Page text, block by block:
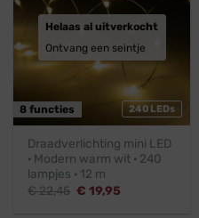
240 LEDs
8 functies
Helaas al uitverkocht
Ontvang een seintje
Draadverlichting mini LED
· Modern warm wit · 240
lampjes · 12 m
€22,45 Oorspronkelijke
€ 19,95